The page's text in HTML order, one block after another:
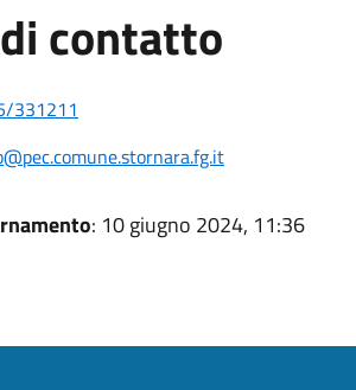
contatto
331211
: 10 giugno 2024, 11:36